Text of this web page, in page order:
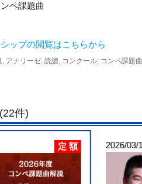
ペ課題曲
ップの閲覧はこちらから
, アナリーゼ, 読譜, コンクール, コンペ課題
件)
定 額 2026/03/